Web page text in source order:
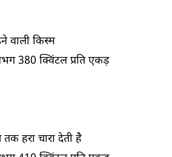
वाली किस्म
380 क्विंटल प्रति एकड़
हरा चारा देती है